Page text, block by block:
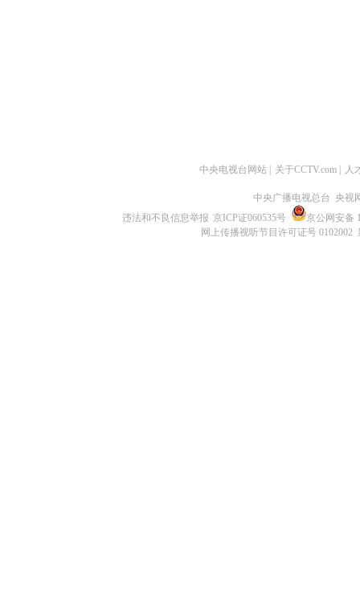
中央电视台网站 关于CCTV.com 人
中央广播电视总台 央视
违法和不良信息举报 京ICP证060535号
京公网安备
网上传播视听节目许可证号 0102002